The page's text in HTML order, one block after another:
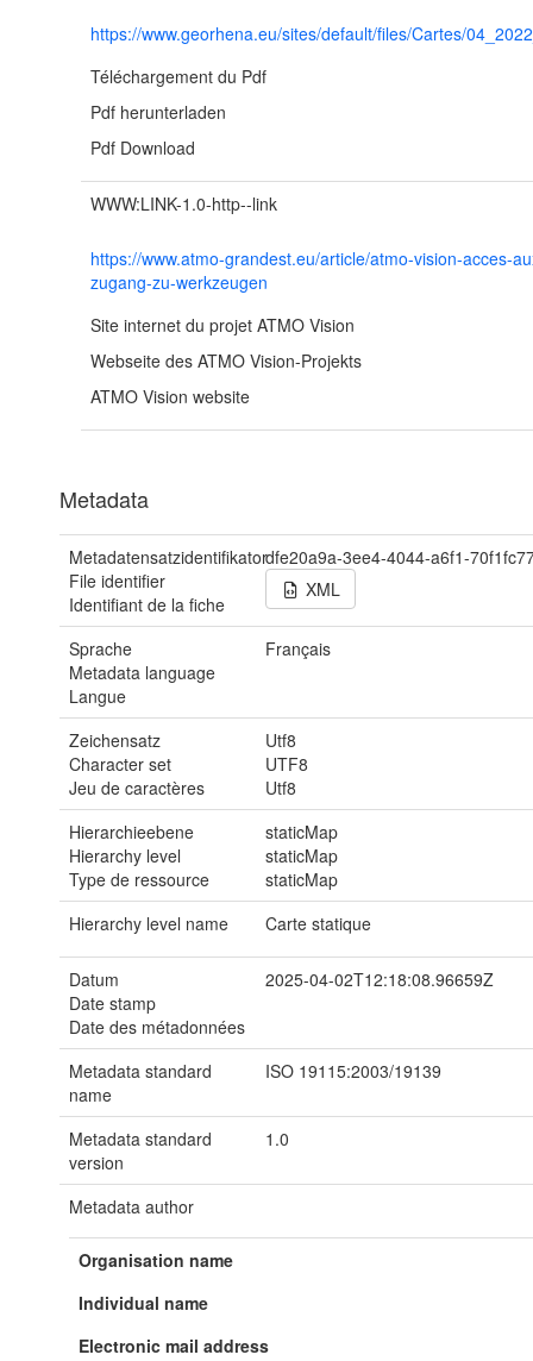
https://www.georhena.eu/sites/default/files/Cartes/
Téléchargement du Pdf
Pdf herunterladen
Pdf Download
WWW:LINK-1.0-http--link
https://www.atmo-grandest.eu/article/atmo-vision-acces-
zugang-zu-werkzeugen
Site internet du projet ATMO Vision
Webseite des ATMO Vision-Projekts
ATMO Vision website
Metadata
Metadatensatzidentifikator
File identifier
Identifiant de la fiche
dfe20a9a-3ee4-4044-a6f1-
XML
Sprache
Metadata language
Langue
Français
Zeichensatz
Character set
Jeu de caractères
Utf8
UTF8
Utf8
Hierarchieebene
Hierarchy level
Type de ressource
staticMap
staticMap
staticMap
Hierarchy level name
Carte statique
Datum
Date stamp
Date des métadonnées
2025-04-02T12:18:08.96659Z
Metadata standard
name
ISO 19115:2003/19139
Metadata standard
version
1.0
Metadata author
Organisation name
Individual name
Electronic mail address